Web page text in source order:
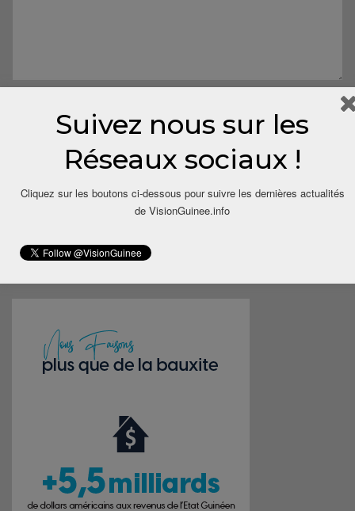
Save my name, email, and website in this browser for the next
Suivez nous sur les
Réseaux sociaux !
Cliquez sur les boutons ci-dessous pour suivre les dernières actualités
de VisionGuinee.info